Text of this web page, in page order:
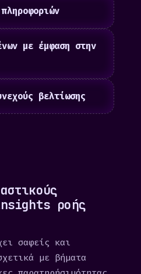
με έμφαση στην
βελτίωσης
ροής
σαφείς και
με βήματα